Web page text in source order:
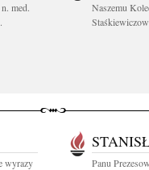
med.
Naszemu
wyrazy
Panu